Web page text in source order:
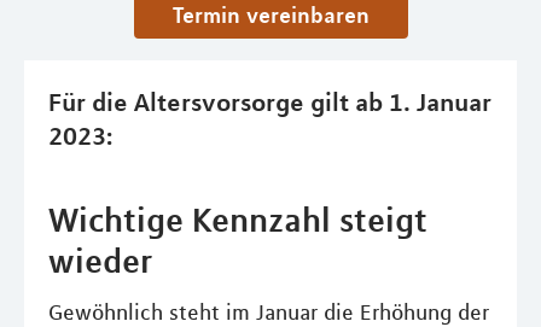
Termin vereinbaren
Für die Altersvorsorge gilt ab 1. Januar
2023:
Wichtige Kennzahl steigt
wieder
Gewöhnlich steht im Januar die Erhöhung der